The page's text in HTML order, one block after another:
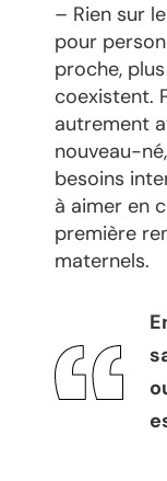
– Rien sur
pour
proche,
coexistent.
autrement
nouveau-
besoins
à aimer en
première
maternels.